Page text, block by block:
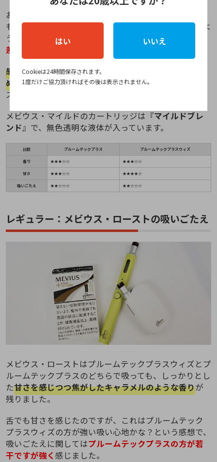
お茶系の香りがする事で好き嫌いが別れるという情報
もあるメビウス・マイルド、確かにお茶や抹茶オレのよ
うな香りがフワッと鼻に抜けましたが、 吸いごたえに
差はあまり感じられません
感じる甘さとしてはプルームテックプラスの方が控え
め
の吸い心地に感じられ、プルームテックプラスウィ
ズでは強く感じたのが印象的です。
メビウス・マイルドのカートリッジは『マイルドブレ
ンド』で、無色透明な液体が入っています。
比較 プルームテックプラス プルームテックプラスウィズ
香り ★★★☆☆ ★★★☆☆
甘さ ★★★☆☆ ★★★★☆
吸いごたえ ★★☆☆☆ ★★☆☆☆
レギュラー：メビウス・ローストの吸いごたえ
メビウス・ローストはプルームテックプラスウィズとプ
ルームテックプラスのどちらで吸っても、しっかりとし
た甘さを感じつつ焦がしたキャラメルのような香りが
残りました。
舌でも甘さを感じたのですが、これはプルームテック
プラスウィズの方が強い吸い心地かな？という感想で、
吸いごたえに関してはプルームテックプラスの方が若
干ですが強く感じました。
はい いいえ
Cookieは24時間保存されます。
1度だけご協力頂ければその後は表示されません。